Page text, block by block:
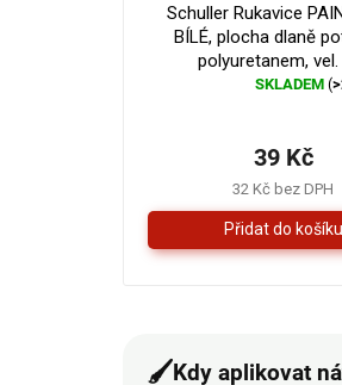
Schuller Rukavice
BÍLÉ, plocha dlaně
polyuretanem,
Průměrné
z
hvězdiček.
SKLADEM(
32 Kč bez DPH
39 Kč
🖌️Kdy aplikovat